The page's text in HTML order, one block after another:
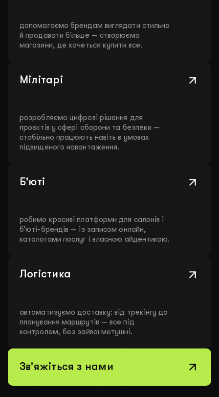
допомагаємо брендам виглядати стильно
й продавати більше — створюємо
магазини, де хочеться купити все.
Мілітарі
розробляємо цифрові рішення для
проєктів у сфері оборони та безпеки —
стабільно працюють навіть в умовах
підвищеного навантаження.
Б'юті
робимо красиві платформи для салонів і
б’юті-брендів — із записом онлайн,
каталогами послуг і власною айдентикою.
Логістика
автоматизуємо доставку: від трекінгу до
планування маршрутів — все під
контролем, без зайвої метушні.
Зв'яжіться з нами